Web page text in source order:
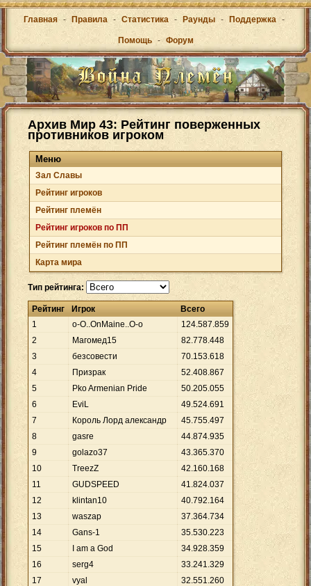
Главная - Правила - Статистика - Раунды - Поддержка -
Помощь - Форум
Архив Мир 43: Рейтинг поверженных
противников игроком
Меню
Зал Cлавы
Рейтинг игроков
Рейтинг племён
Рейтинг игроков по ПП
Рейтинг племён по ПП
Карта мира
Тип рейтинга:
Рейтинг Игрок
Всего
1
o-O..OnMaine..O-o 124.587.859
2
Магомед15 82.778.448
3
безсовести 70.153.618
4
Призрaк 52.408.867
5
Pko Armenian Pride 50.205.055
6
EviL 49.524.691
7
Король Лорд александр 45.755.497
8
gasre 44.874.935
9
golazo37 43.365.370
10
TreezZ 42.160.168
11
GUDSPEED 41.824.037
12
klintan10 40.792.164
13
waszap 37.364.734
14
Gans-1 35.530.223
15
I am a God 34.928.359
16
sеrg4 33.241.329
17
vyal 32.551.260